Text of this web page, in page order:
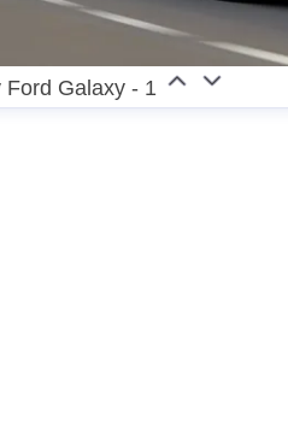
Ford Galaxy - 1